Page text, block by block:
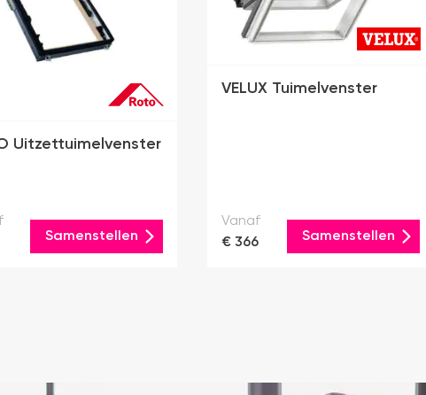
Uitzettuimelvenster
Samenstellen
VELUX Tuimelvenster
Vanaf
€ 366
Samenstellen